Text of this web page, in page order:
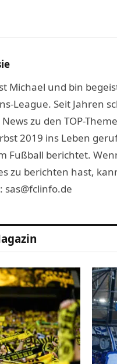
Michael und bin
League. Seit Jahren
zu den TOP-
2019 ins Leben
Fußball berichtet.
zu berichten hast,